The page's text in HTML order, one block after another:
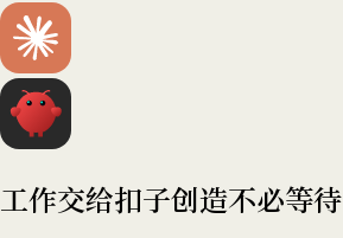
工作交给扣子创造不必等待